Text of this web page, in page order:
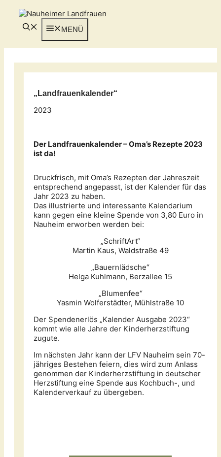
Inhalt
springen
MENÜ
„ Landfrauenkalender“
2023
Der Landfrauenkalender – Oma’s Rezepte 2023
ist da!
Druckfrisch, mit Oma’s Rezepten der Jahreszeit
entsprechend angepasst, ist der Kalender für das
Jahr 2023 zu haben.
Das illustrierte und interessante Kalendarium
kann gegen eine kleine Spende von 3,80 Euro in
Nauheim erworben werden bei:
„SchriftArt“
Martin Kaus, Waldstraße 49
„Bauernlädsche“
Helga Kuhlmann, Berzallee 15
„Blumenfee“
Yasmin Wolferstädter, Mühlstraße 10
Der Spendenerlös „Kalender Ausgabe 2023“
kommt wie alle Jahre der Kinderherzstiftung
zugute.
Im nächsten Jahr kann der LFV Nauheim sein 70-
jähriges Bestehen feiern, dies wird zum Anlass
genommen der Kinderherzstiftung in deutscher
Herzstiftung eine Spende aus Kochbuch-, und
Kalenderverkauf zu übergeben.